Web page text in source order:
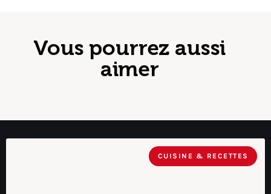
Vous pourrez aussi
aimer
CUISINE & RECETTES